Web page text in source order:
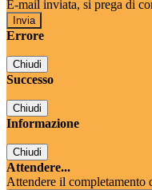
E-mail inviata, si prega di
Errore
Chiudi
Successo
Chiudi
Informazione
Chiudi
Attendere...
Attendere il completamento